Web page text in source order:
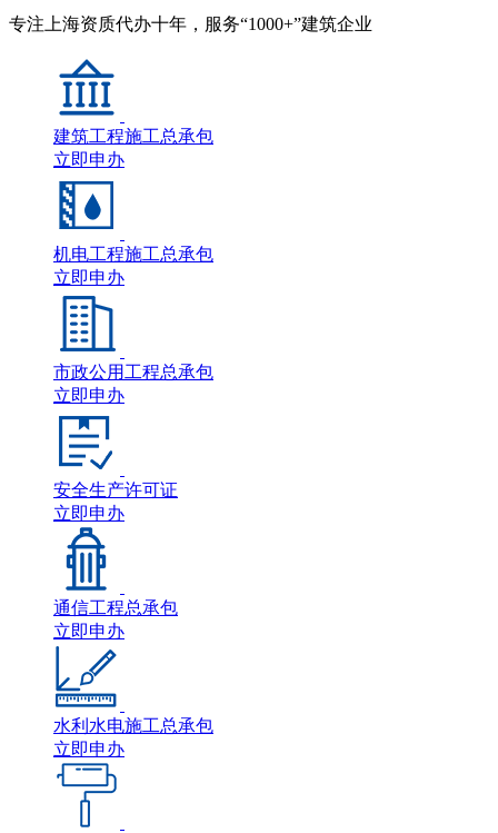
专注上海资质代办十年，服务“1000+”建筑企业
建筑工程施工总承包
立即申办
机电工程施工总承包
立即申办
市政公用工程总承包
立即申办
安全生产许可证
立即申办
通信工程总承包
立即申办
水利水电施工总承包
立即申办